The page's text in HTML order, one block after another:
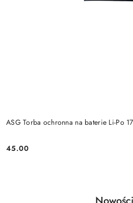
ASG Torba ochronna na baterie Li-Po
Cena:
45.00
Produkty